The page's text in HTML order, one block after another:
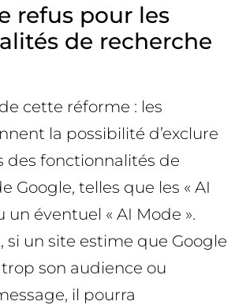
refus pour les
de recherche
cette réforme : les
la possibilité d’exclure
des fonctionnalités de
Google, telles que les « AI
un éventuel « AI Mode ».
un site estime que Google
son audience ou
il pourra